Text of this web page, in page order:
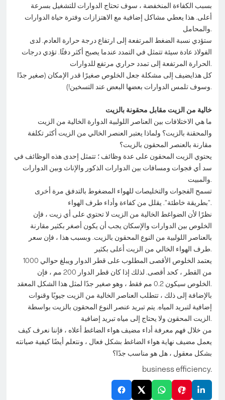
بسبب الكفاءة المنخفضة ، سوف تحتاج الدوارات للتشغيل بسرعة
أعلى. هذا يعطي مشاكل إضافية مع الاهتزازات وفترة حياة الدوارات
والمحامل.
ستؤدي نسبة الضغط المرتفعة إلى ارتفاع درجة حرارة العادم. لدى
الفولاذ عادة سيئة تتمثل في التمدد عندما يصبح أكثر دفئًا. تؤدي درجات
الحرارة المرتفعة إلى تمدد حراري مرتفع للدوارات.
كل هذايضيف إلى مشكلة جعل الخلوص صغيرًا قدر الإمكان (صغير جدًا
وسوف تلمس الدوارات بعضها البعض عند التسخين!).
خالية من الزيت مقابل محقونة بالزيت
ما هي الاختلافات بين العناصر اللولبية الدوارة الخالية من الزيت
والمحقنة بالزيت؟ ولماذا يعتبر العنصر الخالي من الزيت أكثر تكلفة
مقارنة بالعنصر المحقون بالزيت؟
يحتوي الزيت المحقون على عدة وظائف ؛ تتمثل إحدى هذه الوظائف في
سد أي فجوات ومسافات بين الدوارات الذكور والإناث وبين الدوارات
والمبيت.
تسمح الفجوات والتخليصات للهواء المضغوط بالتدفق مرة أخرى
"بطريقة خاطئة". يقلل من كفاءة وأداء طرف الهواء.
نظرًا لأن الضواغط الخالية من الزيت لا تحتوي على أي زيت ، فإن
الخلوص بين الدوارات والإسكان يجب أن يكون أصغر بكثير مقارنة
بالعناصر اللولبية من النوع المحقون بالزيت. وبسبب هذا ، فإن سعر
طرف الهواء الخالي من الزيت أعلى بكثير.
يعتمد الخلوص الأقصى المطلوب على قطر الدوار ويبلغ حوالي 1000
من القطر ، كحد أقصى. لذلك إذا كان قطر الدوار 200 مم ، فإن
الخلوص سيكون 0.2 مم فقط ، وهو صغير جدًا لمثل هذا الشكل المعقد.
بالإضافة إلى ذلك ، تتطلب العناصر الخالية من الزيت جيوبًا وقنوات
إضافية لتبريد المياه. يتم تبريد عنصر النوع المحقون بالزيت بواسطة
الزيت المحقون ولا يحتاج إلى مياه تبريد إضافية.
من خلال فهم معرفة أداء مضيف هواء الضاغط أعلاه ، فإننا نعرف كيف
يعمل مضيف نهاية هواء الضاغط بشكل فعال ، ونتعلم أيضًا كيفية صيانته
بشكل معقول ، هل هو مناسب جدًا؟
business efficiency.